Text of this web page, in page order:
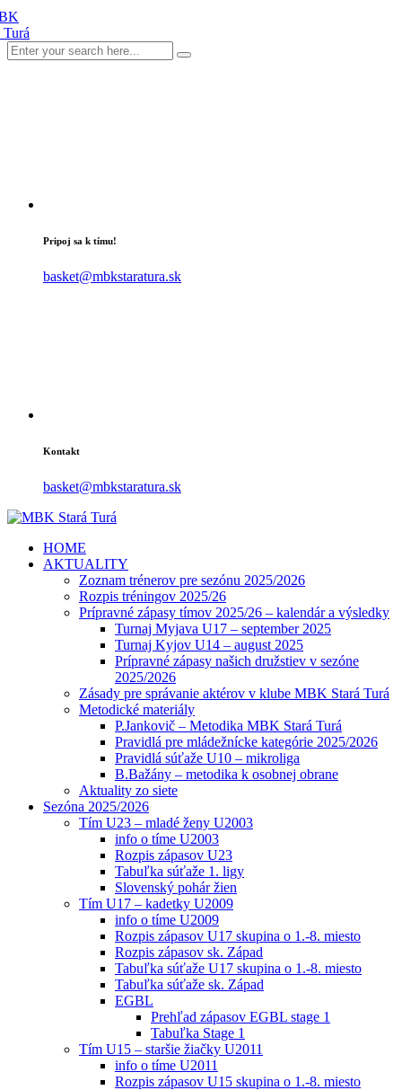
Pripoj sa k tímu!
basket@mbkstaratura.sk
Kontakt
basket@mbkstaratura.sk
HOME
AKTUALITY
Zoznam trénerov pre sezónu 2025/2026
Rozpis tréningov 2025/26
Prípravné zápasy tímov 2025/26 – kalendár a výsledky
Turnaj Myjava U17 – september 2025
Turnaj Kyjov U14 – august 2025
Prípravné zápasy našich družstiev v sezóne
2025/2026
Zásady pre správanie aktérov v klube MBK Stará Turá
Metodické materiály
P.Jankovič – Metodika MBK Stará Turá
Pravidlá pre mládežnícke kategórie 2025/2026
Pravidlá súťaže U10 – mikroliga
B.Bažány – metodika k osobnej obrane
Aktuality zo siete
Sezóna 2025/2026
Tím U23 – mladé ženy U2003
info o tíme U2003
Rozpis zápasov U23
Tabuľka súťaže 1. ligy
Slovenský pohár žien
Tím U17 – kadetky U2009
info o tíme U2009
Rozpis zápasov U17 skupina o 1.-8. miesto
Rozpis zápasov sk. Západ
Tabuľka súťaže U17 skupina o 1.-8. miesto
Tabuľka súťaže sk. Západ
EGBL
Prehľad zápasov EGBL stage 1
Tabuľka Stage 1
Tím U15 – staršie žiačky U2011
info o tíme U2011
Rozpis zápasov U15 skupina o 1.-8. miesto